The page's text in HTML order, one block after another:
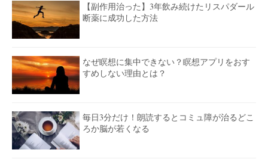
【副作用治った】3年飲み続けたリスパダール
断薬に成功した方法
なぜ瞑想に集中できない？瞑想アプリをおす
すめしない理由とは？
毎日3分だけ！朗読するとコミュ障が治るどこ
ろか脳が若くなる